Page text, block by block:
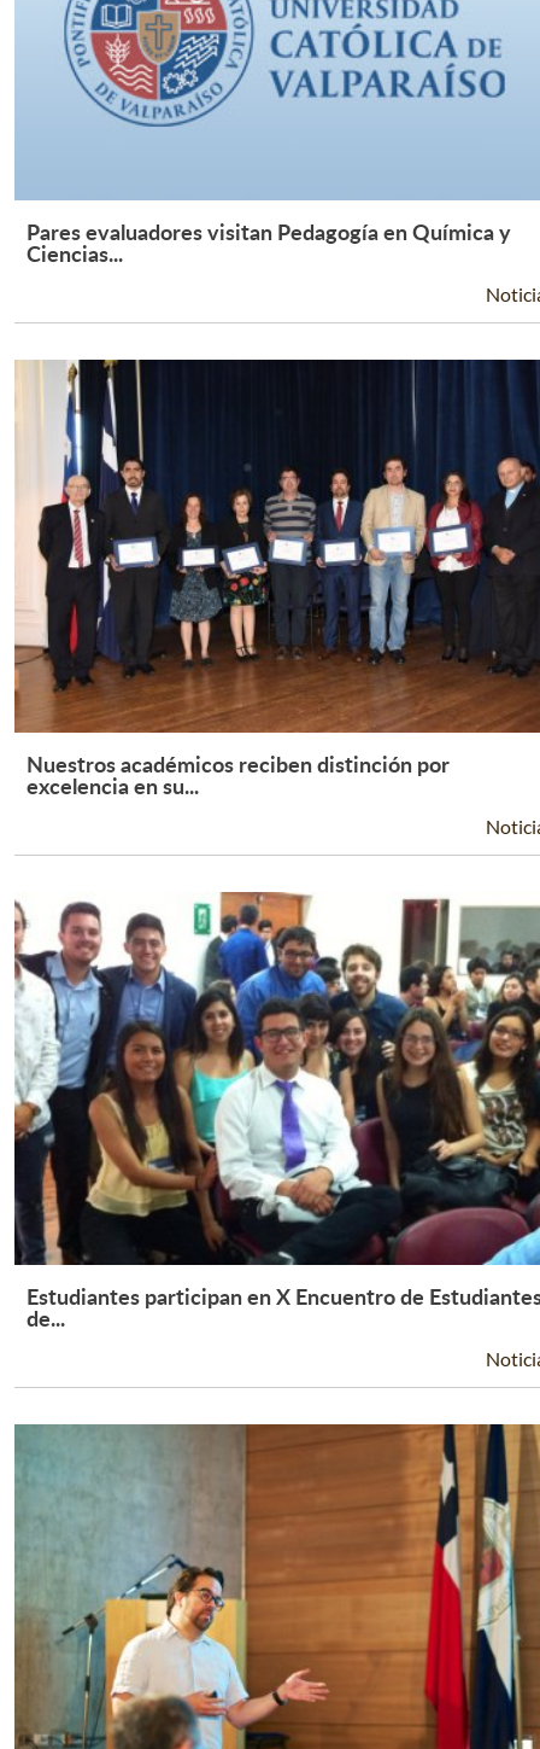
Leer Más +
Pares evaluadores visitan Pedagogía en Química y
Ciencias...
Leer Más +
Nuestros académicos reciben distinción por
excelencia en su...
Leer Más +
Estudiantes participan en X Encuentro de
de...